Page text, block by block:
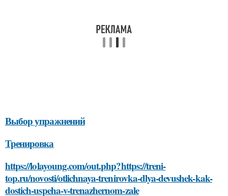
Выбор упражнений
Тренировка
https://lolayoung.com/out.php?https://treni-
top.ru/novosti/otlichnaya-trenirovka-dlya-devushek-kak-
dostich-uspeha-v-trenazhernom-zale